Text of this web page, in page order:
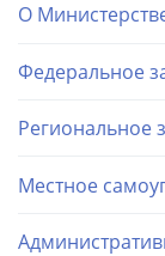
О
Федеральное
Региональное
Местное